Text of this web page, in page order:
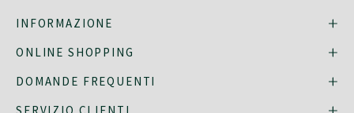
INFORMAZIONE
ONLINE SHOPPING
DOMANDE FREQUENTI